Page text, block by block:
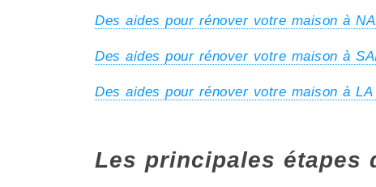
Des aides pour rénover votre maison à
Des aides pour rénover votre maison à
Des aides pour rénover votre maison à LA
Les principales étapes